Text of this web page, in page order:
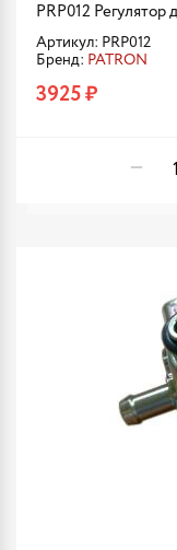
PRP012 Регулятор
Артикул: PRP012
Бренд: PATRON
3925 ₽